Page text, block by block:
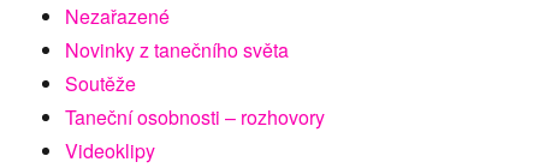
Nezařazené
Novinky z tanečního světa
Soutěže
Taneční osobnosti – rozhovory
Videoklipy